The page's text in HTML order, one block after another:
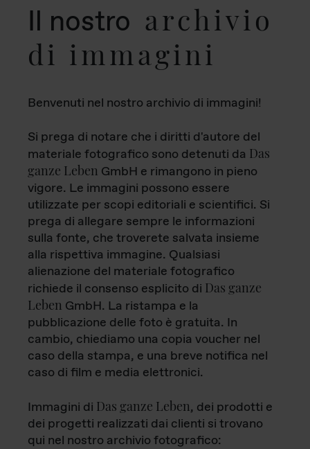
Il nostro archivio
di immagini
Benvenuti nel nostro archivio di immagini!
Si prega di notare che i diritti d'autore del
materiale fotografico sono detenuti da Das
ganze Leben GmbH e rimangono in pieno
vigore. Le immagini possono essere
utilizzate per scopi editoriali e scientifici. Si
prega di allegare sempre le informazioni
sulla fonte, che troverete salvata insieme
alla rispettiva immagine. Qualsiasi
alienazione del materiale fotografico
richiede il consenso esplicito di Das ganze
Leben GmbH. La ristampa e la
pubblicazione delle foto è gratuita. In
cambio, chiediamo una copia voucher nel
caso della stampa, e una breve notifica nel
caso di film e media elettronici.
Immagini di Das ganze Leben, dei prodotti e
dei progetti realizzati dai clienti si trovano
qui nel nostro archivio fotografico: